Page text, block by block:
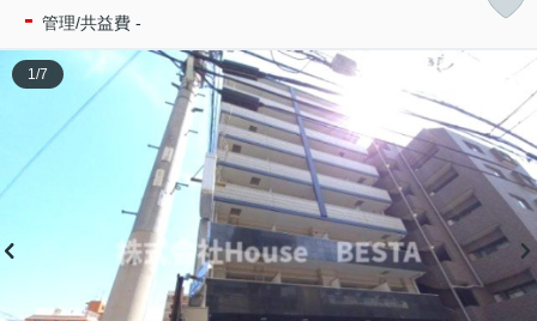
- 管理/共益費 -
1 /7